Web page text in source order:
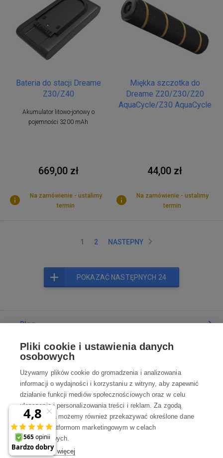
Bateria do stacji Dreame
Z30/Z40
Akumulator litowo-jonowy o
pojemności 3200 mAh
669,00 zł
Na zamówienie - ustalimy
termin
Miękka szczotka do
Dreame Z20/Z30/Z20
AquaCycle/Z30 AquaCycle
44,00 zł
Na zamówienie - ustalimy
termin
1 2 NASTEPNY
POKAZAĆ NASTĘPNYCH 24
Blog
Poradnia
Wszystko o zakupach
Kontakt
Skontaktuj się z Nami
Pliki cookie i ustawienia danych
osobowych
Używamy plików cookie do gromadzenia i analizowania
informacji o wydajności i korzystaniu z witryny, aby zapewnić
działanie funkcji mediów społecznościowych oraz w celu
ulepszania i personalizowania treści i reklam. Za zgodą
użytkownika możemy również przekazywać określone dane
osobowe platformom marketingowym w celach
marketingowych.
Dowiedz się więcej